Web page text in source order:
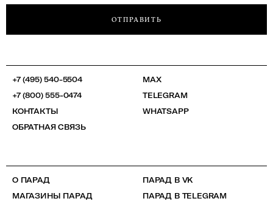
ОТПРАВИТЬ
+7 (495) 540-5504
+7 (800) 555-0474
КОНТАКТЫ
ОБРАТНАЯ СВЯЗЬ
MAX
TELEGRAM
WHATSAPP
О ПАРАД
МАГАЗИНЫ ПАРАД
ПАРАД В VK
ПАРАД В TELEGRAM